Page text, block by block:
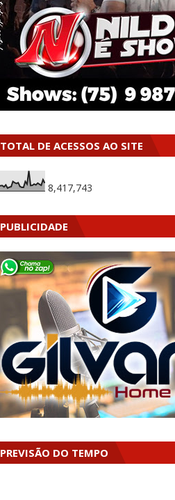
TOTAL DE ACESSOS AO SITE
8,417,743
PUBLICIDADE
PREVISÃO DO TEMPO